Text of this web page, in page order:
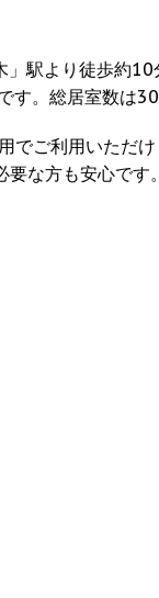
」駅より徒歩約
。総居室数は30
でご利用いただ
な方も安心です。